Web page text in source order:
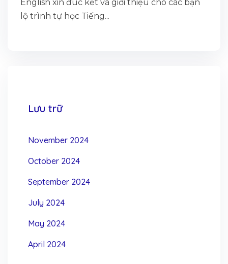
English xin đúc kết và giới thiệu cho các bạn
lộ trình tự học Tiếng...
Lưu trữ
November 2024
October 2024
September 2024
July 2024
May 2024
April 2024